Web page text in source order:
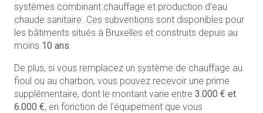
systèmes combinant chauffage et production d’eau
chaude sanitaire. Ces subventions sont disponibles pour
les bâtiments situés à Bruxelles et construits depuis au
moins 10 ans
De plus, si vous remplacez un système de chauffage au
fioul ou au charbon, vous pouvez recevoir une prime
supplémentaire, dont le montant varie entre 3.000 € et
6.000 €, en fonction de l’équipement que vous